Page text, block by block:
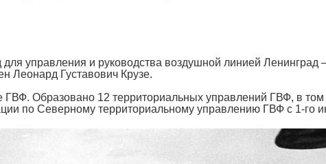
управления и руководства воздушной линией
Леонард Густавович Крузе.
ГВФ. Образовано 12 территориальных управлений ГВФ, в
по Северному территориальному управлению ГВФ с 1-го